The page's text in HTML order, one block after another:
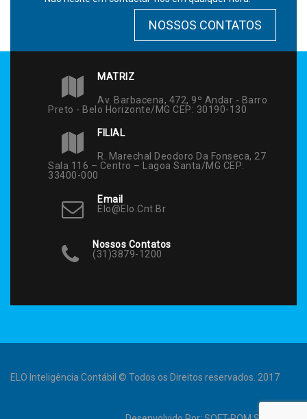
NOSSOS CONTATOS
MATRIZ
Av. Barbacena, 472, 9º Andar - Barro
Preto - Belo Horizonte/MG CEP: 30190-130
FILIAL
R. Marechal Deodoro Da Fonseca, 27
Sala 116 – Centro – Lagoa Santa/MG CEP:
33400-000
Email
Elo@elo.cnt.br
Nossos Contatos
(31)3879-1200
ELO Inteligência Contábil © Todos os Direitos reservados. 2017